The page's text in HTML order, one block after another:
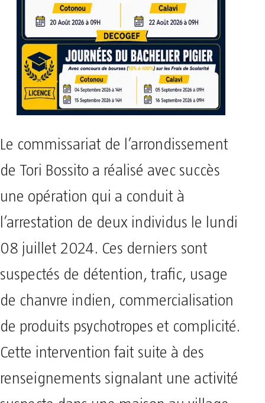
Le commissariat de l’arrondissement
de Tori Bossito a réalisé avec succès
une opération qui a conduit à
l’arrestation de deux individus le lundi
08 juillet 2024. Ces derniers sont
suspectés de détention, trafic, usage
de chanvre indien, commercialisation
de produits psychotropes et complicité.
Cette intervention fait suite à des
renseignements signalant une activité